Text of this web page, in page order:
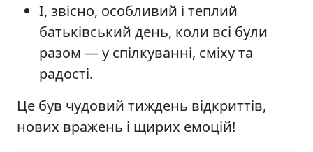
І, звісно, особливий і теплий
батьківський день, коли всі були
разом — у спілкуванні, сміху та
радості.
Це був чудовий тиждень відкриттів,
нових вражень і щирих емоцій!